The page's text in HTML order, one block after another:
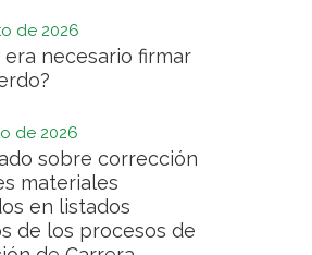
de 2026
era necesario firmar
de 2026
sobre corrección
materiales
en listados
de los procesos de